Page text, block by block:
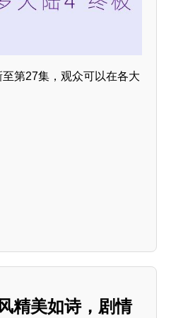
第27集，观众可以在各大
精美如诗，剧情